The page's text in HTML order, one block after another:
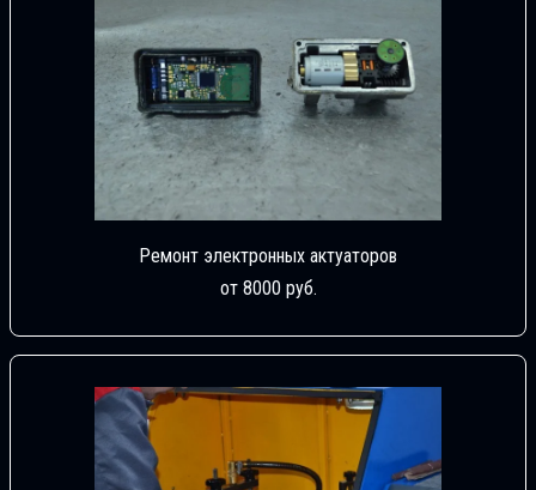
Ремонт электронных актуаторов
от 8000 руб.